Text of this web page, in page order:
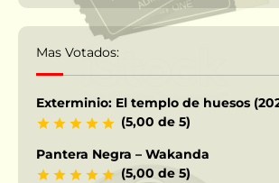
Mas Votados:
Exterminio: El templo de huesos
(5,00 de 5)
Pantera Negra – Wakanda
(5,00 de 5)